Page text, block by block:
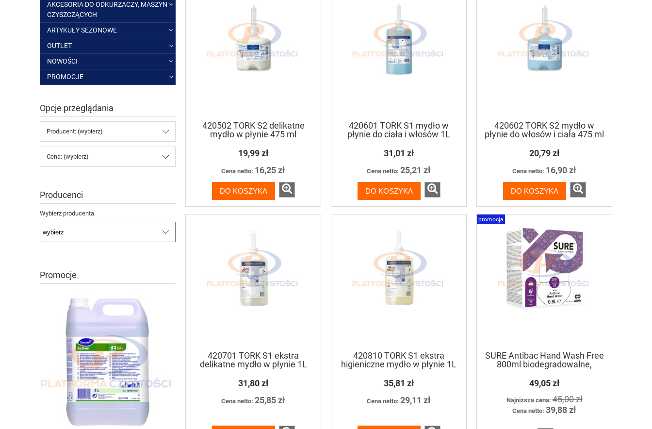
AKCESORIA DO ODKURZACZY, MASZYN
CZYSZCZĄCYCH
ARTYKUŁY SEZONOWE
OUTLET
NOWOŚCI
PROMOCJE
Opcje przeglądania
Producent: (wybierz)
Cena: (wybierz)
Producenci
Wybierz producenta
Promocje
420502 TORK S2 delikatne
mydło w płynie 475 ml
19,99 zł
Cena netto: 16,25 zł
DO KOSZYKA
420601 TORK S1 mydło w
płynie do ciała i włosów 1L
31,01 zł
Cena netto: 25,21 zł
DO KOSZYKA
420602 TORK S2 mydło w
płynie do włosów i ciała 475 ml
20,79 zł
Cena netto: 16,90 zł
DO KOSZYKA
420701 TORK S1 ekstra
delikatne mydło w płynie 1L
31,80 zł
Cena netto: 25,85 zł
420810 TORK S1 ekstra
higieniczne mydło w płynie 1L
35,81 zł
Cena netto: 29,11 zł
SURE Antibac Hand Wash Free
800ml biodegradowalne,
bezzapachowe , antybakteryjne
mydło do rąk
49,05 zł
Najniższa cena:45,00 zł
Cena netto: 39,88 zł
promocja